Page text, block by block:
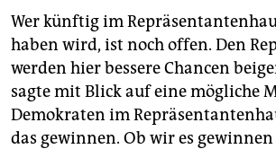
Wer künftig im
haben wird, ist noch offen. Den
werden hier bessere Chancen
sagte mit Blick auf eine mögliche
Demokraten im
das gewinnen. Ob wir es